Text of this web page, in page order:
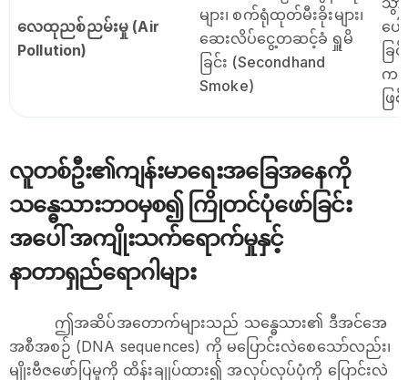
လေထုညစ်ညမ်းမှု (Air
Pollution)
များ၊ စက်ရုံထုတ်မီးခိုးများ၊
ဆေးလိပ်ငွေ့တဆင့်ခံ ရှူမိ
ခြင်း (Secondhand
Smoke)
ပေ
ခြ
က
ဖြ
လူတစ်ဦး၏ကျန်းမာရေးအခြေအနေကို
သန္ဓေသားဘဝမှစ၍ ကြိုတင်ပုံဖော်ခြင်း
အပေါ် အကျိုးသက်ရောက်မှုနှင့်
နာတာရှည်ရောဂါများ
ဤအဆိပ်အတောက်များသည် သန္ဓေသား၏ ဒီအင်အေ
အစီအစဉ် (DNA sequences) ကို မပြောင်းလဲစေသော်လည်း၊
မျိုးဗီဇဖော်ပြမှုကို ထိန်းချုပ်ထား၍ အလုပ်လုပ်ပုံကို ပြောင်းလဲ